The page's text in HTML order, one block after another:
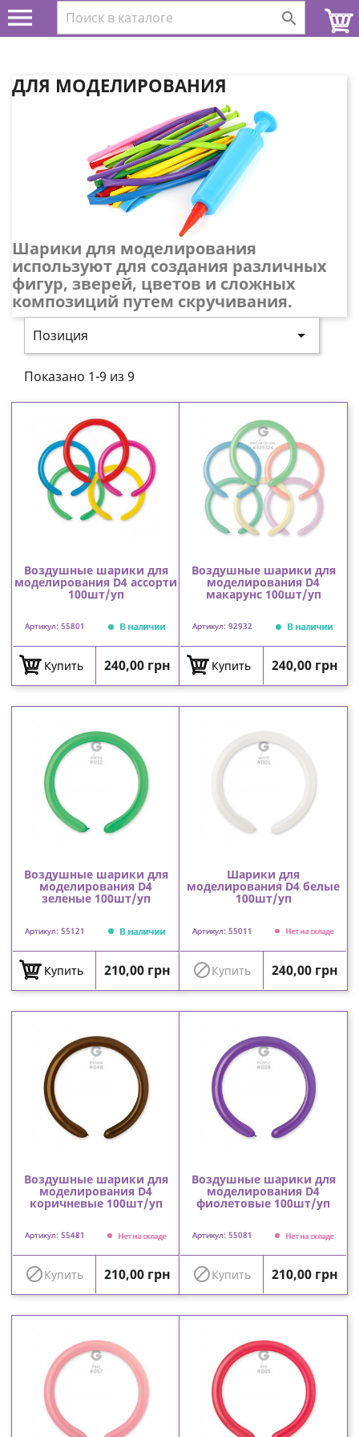
 
ДЛЯ МОДЕЛИРОВАНИЯ
Шарики для моделирования
используют для создания различных
фигур, зверей, цветов и сложных
композиций путем скручивания.
Позиция 
Показано 1-9 из 9
Воздушные шарики для
моделирования D4 ассорти
100шт/уп
Артикул: 55801 В наличии
Купить Цена
240,00 грн
Воздушные шарики для
моделирования D4
макарунс 100шт/уп
Артикул: 92932 В наличии
Купить Цена
240,00 грн
Воздушные шарики для
моделирования D4
зеленые 100шт/уп
Артикул: 55121 В наличии
Купить Цена
210,00 грн
Шарики для
моделирования D4 белые
100шт/уп
Артикул: 55011 Нет на складе
Купить Цена
240,00 грн
Воздушные шарики для
моделирования D4
коричневые 100шт/уп
Артикул: 55481 Нет на складе
Купить Цена
210,00 грн
Воздушные шарики для
моделирования D4
фиолетовые 100шт/уп
Артикул: 55081 Нет на складе
Купить Цена
210,00 грн